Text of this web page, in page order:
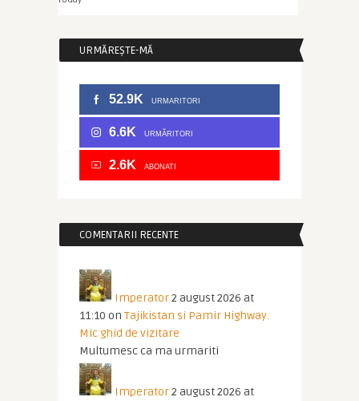
URMĂREȘTE-MĂ
52.9K URMARITORI
6.6K URMĂRITORI
2.6K ABONATI
COMENTARII RECENTE
Imperator2 august 2026 at
11:10 on Tajikistan si Pamir Highway.
Mic ghid de vizitare
Multumesc ca ma urmariti
Imperator2 august 2026 at